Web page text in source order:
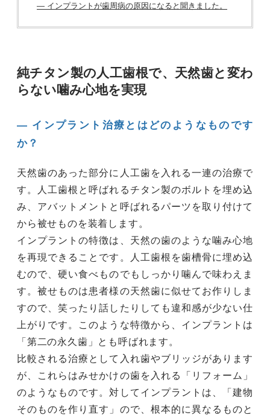
― インプラントが歯周病の原因になると聞きました。
純チタン製の人工歯根で、天然歯と変わ
らない噛み心地を実現
― インプラント治療とはどのようなものです
か？
天然歯のあった部分に人工歯を入れる一連の治療で
す。人工歯根と呼ばれるチタン製のボルトを埋め込
み、アバットメントと呼ばれるパーツを取り付けて
から被せものを装着します。
インプラントの特徴は、天然の歯のような噛み心地
を再現できることです。人工歯根を歯槽骨に埋め込
むので、硬い食べものでもしっかり噛んで味わえま
す。被せものは患者様の天然歯に似せてお作りしま
すので、笑ったり話したりしても違和感が少ない仕
上がりです。このような特徴から、インプラントは
「第二の永久歯」とも呼ばれます。
比較される治療として入れ歯やブリッジがあります
が、これらはみせかけの歯を入れる「リフォーム」
のようなものです。対してインプラントは、「建物
そのものを作り直す」ので、根本的に異なるものと